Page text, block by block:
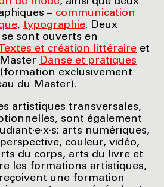
– communication
, typographie. Deux
sont ouverts en
Textes et création littéraire et
Danse et pratiques
(formation exclusivement
du Master).
artistiques transversales,
sont également
arts numériques,
couleur, vidéo,
du corps, arts du livre et
les formations artistiques,
reçoivent une formation